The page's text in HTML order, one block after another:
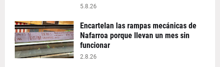
5.8.26
Encartelan las rampas mecánicas de
Nafarroa porque llevan un mes sin
funcionar
2.8.26